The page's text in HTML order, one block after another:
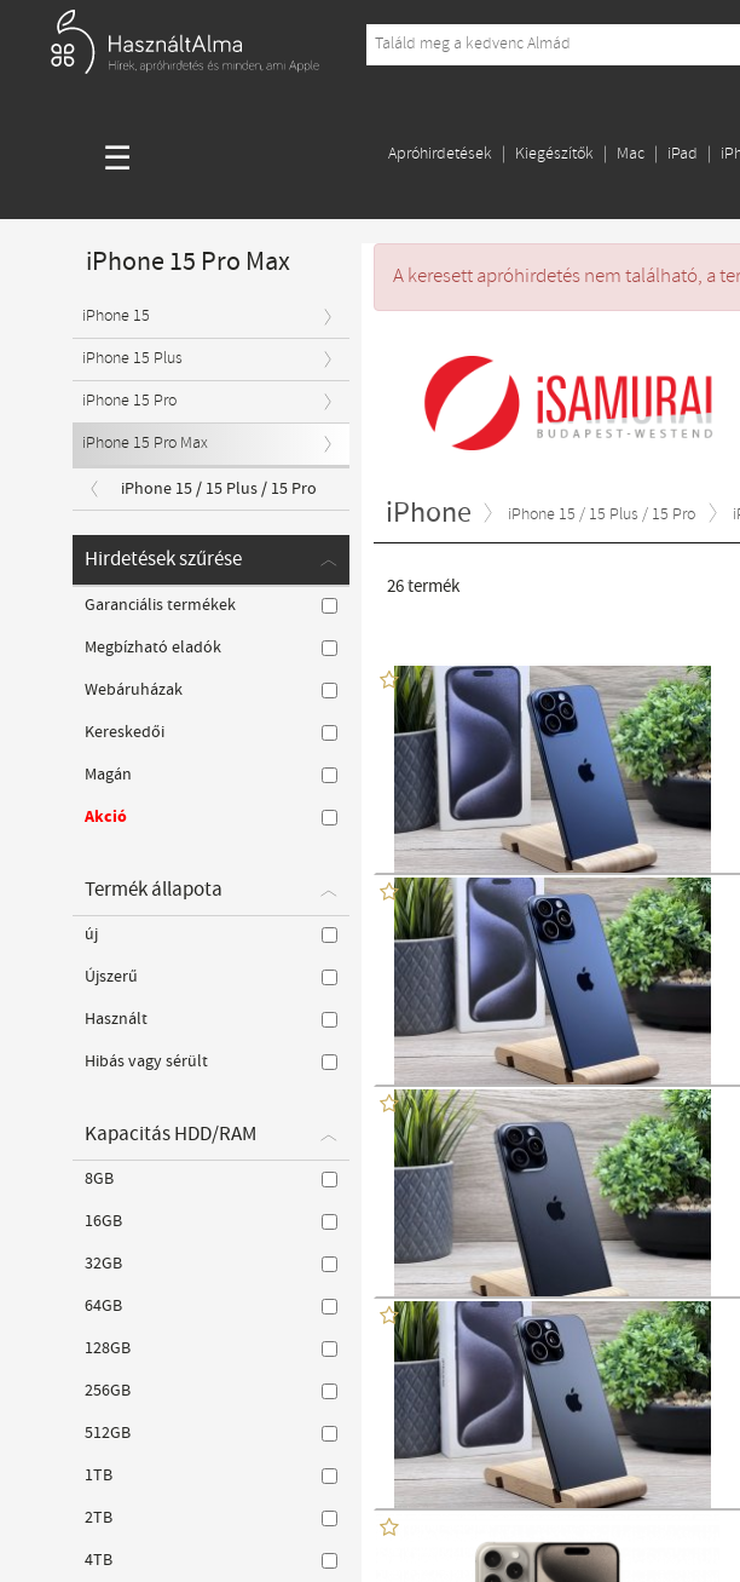
☰ Apróhirdetések Kiegészítők Mac iPad
A keresett apróhirdetés nem található, a
iPhone iPhone 15 / 15 Plus / 15 Pro
26termék
iPhone 15 Pro Max
iPhone 15
iPhone 15 Plus
iPhone 15 Pro
iPhone 15 Pro Max
iPhone 15 / 15 Plus / 15 Pro
Hirdetések szűrése
Garanciális termékek
Megbízható eladók
Webáruházak
Kereskedői
Magán
Akció
Termék állapota
új
Újszerű
Használt
Hibás vagy sérült
Kapacitás HDD/RAM
8GB
16GB
32GB
64GB
128GB
256GB
512GB
1TB
2TB
4TB